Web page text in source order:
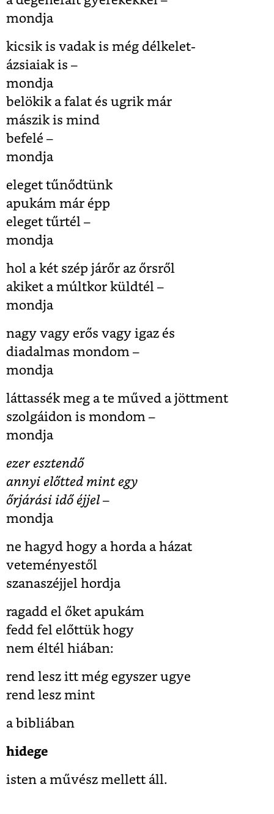
mondja
kicsik is vadak is még délkelet-
ázsiaiak is –
mondja
belökik a falat és ugrik már
mászik is mind
befelé –
mondja
eleget tűnődtünk
apukám már épp
eleget tűrtél –
mondja
hol a két szép járőr az őrsről
akiket a múltkor küldtél –
mondja
nagy vagy erős vagy igaz és
diadalmas mondom –
mondja
láttassék meg a te műved a jöttment
szolgáidon is mondom –
mondja
ezer esztendő
annyi előtted mint egy
őrjárási idő éjjel –
mondja
ne hagyd hogy a horda a házat
veteményestől
szanaszéjjel hordja
ragadd el őket apukám
fedd fel előttük hogy
nem éltél hiában:
rend lesz itt még egyszer ugye
rend lesz mint
a bibliában
hidege
isten a művész mellett áll.